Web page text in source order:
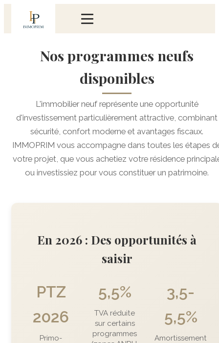
Nos programmes neufs
disponibles
L'immobilier neuf représente une opportunité
d'investissement particulièrement attractive, combinant
sécurité, confort moderne et avantages fiscaux.
IMMOPRIM vous accompagne dans toutes les étapes
votre projet, que vous achetiez votre résidence
ou investissiez pour vous constituer un patrimoine.
En 2026 : Des opportunités à
saisir
PTZ
2026
Primo-
5,5%
TVA réduite
sur certains
programmes
3,5-
5,5%
Amortissement